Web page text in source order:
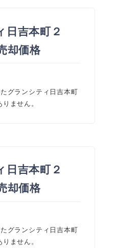
日吉本町２
却価格
グランシティ日吉本町
ません。
日吉本町２
却価格
グランシティ日吉本町
ません。